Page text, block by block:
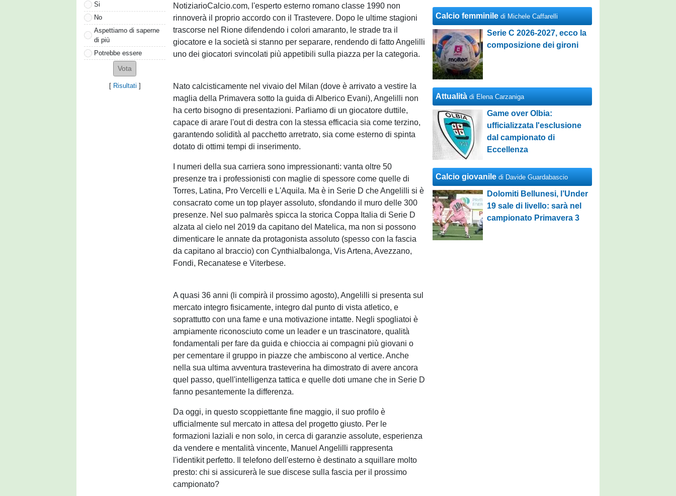
Si
No
Aspettiamo di saperne
di più
Potrebbe essere
[ Risultati ]
NotiziarioCalcio.com, l'esperto esterno romano classe 1990 non
rinnoverà il proprio accordo con il Trastevere. Dopo le ultime stagioni
trascorse nel Rione difendendo i colori amaranto, le strade tra il
giocatore e la società si stanno per separare, rendendo di fatto Angelilli
uno dei giocatori svincolati più appetibili sulla piazza per la categoria.
Nato calcisticamente nel vivaio del Milan (dove è arrivato a vestire la
maglia della Primavera sotto la guida di Alberico Evani), Angelilli non
ha certo bisogno di presentazioni. Parliamo di un giocatore duttile,
capace di arare l'out di destra con la stessa efficacia sia come terzino,
garantendo solidità al pacchetto arretrato, sia come esterno di spinta
dotato di ottimi tempi di inserimento.
I numeri della sua carriera sono impressionanti: vanta oltre 50
presenze tra i professionisti con maglie di spessore come quelle di
Torres, Latina, Pro Vercelli e L'Aquila. Ma è in Serie D che Angelilli si è
consacrato come un top player assoluto, sfondando il muro delle 300
presenze. Nel suo palmarès spicca la storica Coppa Italia di Serie D
alzata al cielo nel 2019 da capitano del Matelica, ma non si possono
dimenticare le annate da protagonista assoluto (spesso con la fascia
da capitano al braccio) con Cynthialbalonga, Vis Artena, Avezzano,
Fondi, Recanatese e Viterbese.
A quasi 36 anni (li compirà il prossimo agosto), Angelilli si presenta sul
mercato integro fisicamente, integro dal punto di vista atletico, e
soprattutto con una fame e una motivazione intatte. Negli spogliatoi è
ampiamente riconosciuto come un leader e un trascinatore, qualità
fondamentali per fare da guida e chioccia ai compagni più giovani o
per cementare il gruppo in piazze che ambiscono al vertice. Anche
nella sua ultima avventura trasteverina ha dimostrato di avere ancora
quel passo, quell'intelligenza tattica e quelle doti umane che in Serie D
fanno pesantemente la differenza.
Da oggi, in questo scoppiettante fine maggio, il suo profilo è
ufficialmente sul mercato in attesa del progetto giusto. Per le
formazioni laziali e non solo, in cerca di garanzie assolute, esperienza
da vendere e mentalità vincente, Manuel Angelilli rappresenta
l'identikit perfetto. Il telefono dell'esterno è destinato a squillare molto
presto: chi si assicurerà le sue discese sulla fascia per il prossimo
campionato?
Calcio femminile di Michele Caffarelli
Serie C 2026-2027, ecco la
composizione dei gironi
Attualità di Elena Carzaniga
Game over Olbia:
ufficializzata l'esclusione
dal campionato di
Eccellenza
Calcio giovanile di Davide Guardabascio
Dolomiti Bellunesi, l’Under
19 sale di livello: sarà nel
campionato Primavera 3